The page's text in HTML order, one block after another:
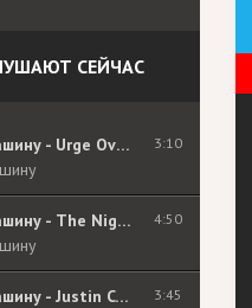
СЕЙЧАС
Рок В Машину - Urge Overkill - Girl, You&#039;ll Be A Woman Soon
3:10
Рок В Машину - The Night Flight Orchestra - Sad State Of Affairs
4:50
Рок В Машину - Justin Cordle - Separate
3:45